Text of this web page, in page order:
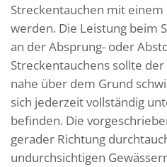
Streckentauchen mit
werden. Die Leistung beim
an der Absprung- oder
Streckentauchens sollte
nahe über dem Grund
sich jederzeit vollständig
befinden. Die
gerader Richtung
undurchsichtigen